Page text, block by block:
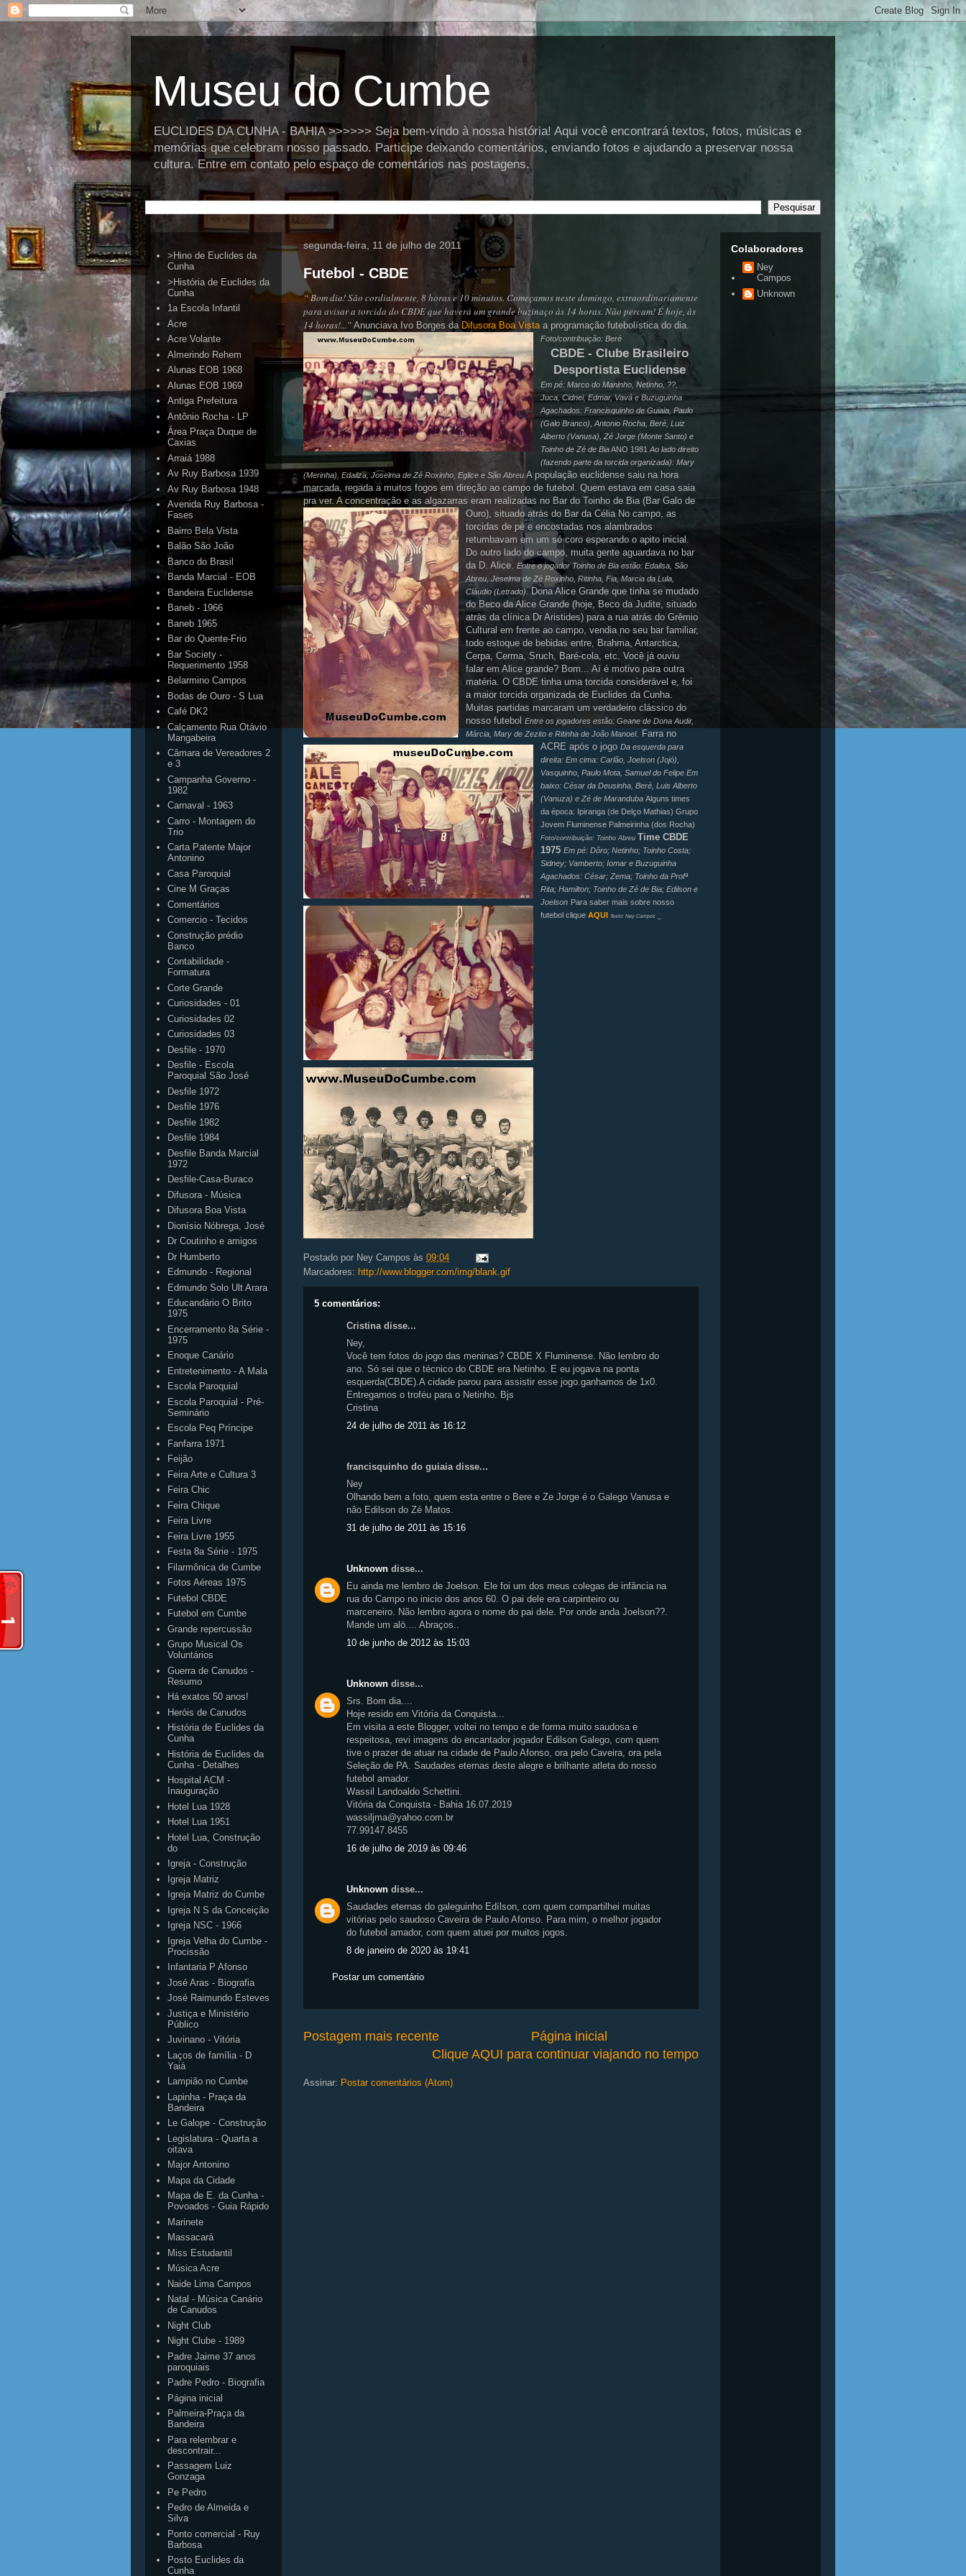
Museu do Cumbe
EUCLIDES DA CUNHA - BAHIA >>>>>> Seja bem-vindo à nossa história! Aqui você encontrará textos, fotos, músicas e
memórias que celebram nosso passado. Participe deixando comentários, enviando fotos e ajudando a preservar nossa
cultura. Entre em contato pelo espaço de comentários nas postagens.
segunda-feira, 11 de julho de 2011
Futebol - CBDE
“ Bom dia! São cordialmente, 8 horas e 10 minutos. Começamos neste domingo, extraordinariamente
para avisar a torcida do CBDEque haverá um grandebuzinaço às 14 horas. Não percam! É hoje, às
14 horas!...” Anunciava Ivo Borges da Difusora Boa Vistaa programação futebolísticado dia.
Foto/contribuição: Beré
CBDE - Clube Brasileiro
Desportista Euclidense
Em pé: Marco do Maninho Netinho , ??,
Juca,Cidnei,Edmar,VaváeBuzuguinha
Agachados: Francisquinho de Guiaia , Paulo
(Galo Branco), Antonio Rocha, Beré , Luiz
Alberto (Vanusa), Zé Jorge (Monte Santo) e
Toinho de Zé de BiaANO 1981 Ao lado direito
(fazendo parte da torcida organizada): Mary
(Merinha), Edailza, Joselma de Zé Roxinho Eglice e São Abreu A população euclidense saiu na hora
marcada, regada a muitos fogos em direção ao campo de futebol. Quem estava em casa saia
pra ver. A concentração e as algazarras eram realizadas no Bar do Toinho de Bia(Bar Galo de
Ouro), situado atrás do Bar da Célia No campo, as
torcidas de pé e encostadas nos alambrados
retumbavam em um só coro esperando o apito inicial.
Do outro lado do campo, muita gente aguardava no bar
da D. Alice. Entre o jogador Toinho de Bia estão: Edailsa, São
Abreu, Jeselma de Zé Roxinho, Ritinha, Fia, Marcia da Lula,
Cláudio (Letrado).Dona Alice Grande que tinha se mudado
do Beco da Alice Grande (hoje, Beco da Judite, situado
atrás da clínica Dr Aristides) para a rua atrás do Grêmio
Cultural em frente ao campo, vendia no seu bar familiar,
todo estoque de bebidas entre, Brahma, Antarctica,
Cerpa, Cerma, Sruch, Baré-cola, etc. Você já ouviu
falar em Alice grande? Bom... Aí é motivo para outra
matéria. O CBDE tinha uma torcida considerável e, foi
a maior torcida organizada de Euclides da Cunha.
Muitas partidas marcaram um verdadeiro clássico do
nosso futebol Entre os jogadores estão: Geane de Dona Audir,
Márcia, Mary de Zezito e Ritinha de João Manoel. Farra no
ACRE após o jogo Da esquerda para
direita: Em cima: Carlão Joelson (Jojó),
Vasquinho , Paulo Mota, Samuel do Felipe Em
baixo: César da Deusinha Beré Luis Alberto
(Vanuza) e Zé de Maranduba Alguns times
da época: Ipiranga (de Delço Mathias) Grupo
Jovem Fluminense Palmeirinha (dos Rocha)
Foto/contribuição: Toinho Abreu Time CBDE
1975 Em pé: Dôro; Netinho; Toinho Costa;
Sidney; Vamberto; Iomar e Buzuguinha
Agachados: César; Zema; Toinho da Profª
Rita; Hamilton; Toinho de Zé de Bia; Edilson e
Joelson Para saber mais sobre nosso
futebol clique AQUI Texto: Ney Campos
Postado por Ney Campos às 09:04
Marcadores: http://www.blogger.com/img/blank.gif
5 comentários:
Cristina disse...
Ney,
Você tem fotos do jogo das meninas? CBDE X Fluminense. Não lembro do
ano. Só sei que o técnico do CBDE era Netinho. E eu jogava na ponta
esquerda(CBDE).A cidade parou para assistir esse jogo.ganhamos de 1x0.
Entregamos o troféu para o Netinho. Bjs
Cristina
24 de julho de 2011 às 16:12
francisquinho do guiaia disse...
Ney
Olhando bem a foto, quem esta entre o Bere e Ze Jorge é o Galego Vanusa e
nâo Edilson do Zé Matos.
31 de julho de 2011 às 15:16
Unknown disse...
Eu ainda me lembro de Joelson. Ele foi um dos meus colegas de infância na
rua do Campo no inicio dos anos 60. O pai dele era carpinteiro ou
marceneiro. Não lembro agora o nome do pai dele. Por onde anda Joelson??.
Mande um alö.... Abraços..
10 de junho de 2012 às 15:03
Unknown disse...
Srs. Bom dia....
Hoje resido em Vitória da Conquista...
Em visita a este Blogger, voltei no tempo e de forma muito saudosa e
respeitosa, revi imagens do encantador jogador Edilson Galego, com quem
tive o prazer de atuar na cidade de Paulo Afonso, ora pelo Caveira, ora pela
Seleção de PA. Saudades eternas deste alegre e brilhante atleta do nosso
futebol amador.
Wassil Landoaldo Schettini.
Vitória da Conquista - Bahia 16.07.2019
wassiljma@yahoo.com.br
77.99147.8455
16 de julho de 2019 às 09:46
Unknown disse...
Saudades eternas do galeguinho Edílson, com quem compartilhei muitas
vitórias pelo saudoso Caveira de Paulo Afonso. Para mim, o melhor jogador
do futebol amador, com quem atuei por muitos jogos.
8 de janeiro de 2020 às 19:41
Postar um comentário
Postagem mais recente
Clique AQUI para continuar viajando no tempo
Página inicial
Assinar: Postar comentários (Atom)
>Hino de Euclides da
Cunha
>História de Euclides da
Cunha
1a Escola Infantil
Acre
Acre Volante
Almerindo Rehem
Alunas EOB 1968
Alunas EOB 1969
Antiga Prefeitura
Antônio Rocha - LP
Área Praça Duque de
Caxias
Arraiá 1988
Av Ruy Barbosa 1939
Av Ruy Barbosa 1948
Avenida Ruy Barbosa -
Fases
Bairro Bela Vista
Balão São João
Banco do Brasil
Banda Marcial - EOB
Bandeira Euclidense
Baneb - 1966
Baneb 1965
Bar do Quente-Frio
Bar Society -
Requerimento 1958
Belarmino Campos
Bodas de Ouro - S Lua
Café DK2
Calçamento Rua Otávio
Mangabeira
Câmara de Vereadores 2
e 3
Campanha Governo -
1982
Carnaval - 1963
Carro - Montagem do
Trio
Carta Patente Major
Antonino
Casa Paroquial
Cine M Graças
Comentários
Comercio - Tecidos
Construção prédio
Banco
Contabilidade -
Formatura
Corte Grande
Curiosidades - 01
Curiosidades 02
Curiosidades 03
Desfile - 1970
Desfile - Escola
Paroquial São José
Desfile 1972
Desfile 1976
Desfile 1982
Desfile 1984
Desfile Banda Marcial
1972
Desfile-Casa-Buraco
Difusora - Música
Difusora Boa Vista
Dionísio Nóbrega, José
Dr Coutinho e amigos
Dr Humberto
Edmundo - Regional
Edmundo Solo Ult Arara
Educandário O Brito
1975
Encerramento 8a Série -
1975
Enoque Canário
Entretenimento - A Mala
Escola Paroquial
Escola Paroquial - Pré-
Seminário
Escola Peq Príncipe
Fanfarra 1971
Feijão
Feira Arte e Cultura 3
Feira Chic
Feira Chique
Feira Livre
Feira Livre 1955
Festa 8a Série - 1975
Filarmônica de Cumbe
Fotos Aéreas 1975
Futebol CBDE
Futebol em Cumbe
Grande repercussão
Grupo Musical Os
Voluntários
Guerra de Canudos -
Resumo
Há exatos 50 anos!
Heróis de Canudos
História de Euclides da
Cunha
História de Euclides da
Cunha - Detalhes
Hospital ACM -
Inauguração
Hotel Lua 1928
Hotel Lua 1951
Hotel Lua, Construção
do
Igreja - Construção
Igreja Matriz
Igreja Matriz do Cumbe
Igreja N S da Conceição
Igreja NSC - 1966
Igreja Velha do Cumbe -
Procissão
Infantaria P Afonso
José Aras - Biografia
José Raimundo Esteves
Justiça e Ministério
Público
Juvinano - Vitória
Laços de família - D
Yaiá
Lampião no Cumbe
Lapinha - Praça da
Bandeira
Le Galope - Construção
Legislatura - Quarta a
oitava
Major Antonino
Mapa da Cidade
Mapa de E. da Cunha -
Povoados - Guia Rápido
Marinete
Massacará
Miss Estudantil
Música Acre
Naide Lima Campos
Natal - Música Canário
de Canudos
Night Club
Night Clube - 1989
Padre Jaime 37 anos
paroquiais
Padre Pedro - Biografia
Página inicial
Palmeira-Praça da
Bandeira
Para relembrar e
descontrair...
Passagem Luiz
Gonzaga
Pe Pedro
Pedro de Almeida e
Silva
Ponto comercial - Ruy
Barbosa
Posto Euclides da
Cunha
Colaboradores
Ney
Campos
Unknown